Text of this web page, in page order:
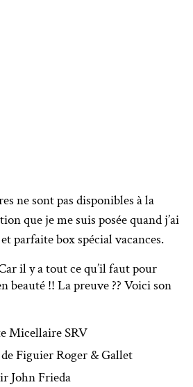
ne sont pas disponibles à la
que je me suis posée quand j’ai
parfaite box spécial vacances.
il y a tout ce qu’il faut pour
beauté !! La preuve ?? Voici son
Micellaire SRV
Figuier Roger & Gallet
John Frieda